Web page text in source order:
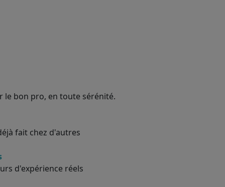
le bon pro, en toute sérénité.
fait chez d'autres
d'expérience réels